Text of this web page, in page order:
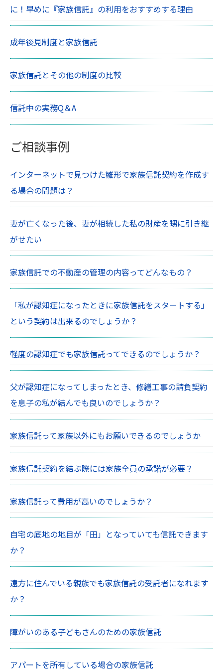
に！早めに『家族信託』の利用をおすすめする理由
成年後見制度と家族信託
家族信託とその他の制度の比較
信託中の実務Q＆A
ご相談事例
インターネットで見つけた雛形で家族信託契約を作成す
る場合の問題は？
妻が亡くなった後、妻が相続した私の財産を甥に引き継
がせたい
家族信託での不動産の管理の内容ってどんなもの？
「私が認知症になったときに家族信託をスタートする」
という契約は出来るのでしょうか？
軽度の認知症でも家族信託ってできるのでしょうか？
父が認知症になってしまったとき、修繕工事の請負契約
を息子の私が結んでも良いのでしょうか？
家族信託って家族以外にもお願いできるのでしょうか
家族信託契約を結ぶ際には家族全員の承諾が必要？
家族信託って費用が高いのでしょうか？
自宅の底地の地目が「田」となっていても信託できます
か？
遠方に住んでいる親族でも家族信託の受託者になれます
か？
障がいのある子どもさんのための家族信託
アパートを所有している場合の家族信託